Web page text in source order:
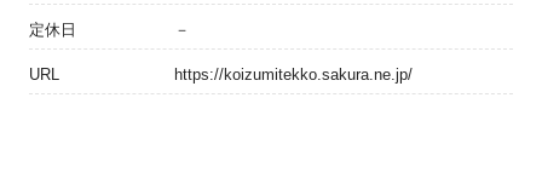
定休日 －
URL https://koizumitekko.sakura.ne.jp/